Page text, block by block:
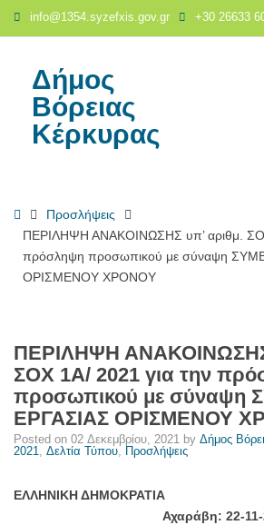
ΠΕΡΙΛΗΨΗ
προσωπικού
σύναψη
ΣΥΜΒΑΣΗΣ
ΧΡΟΝΟΥ
Δήμος
Βόρειας
Κέρκυρας
info@1354.syzefxis.gov.gr +30 26633
Δήμος
Βόρειας
Κέρκυρας
HomeΠροσλήψεις
ΠΕΡΙΛΗΨΗ ΑΝΑΚΟΙΝΩΣΗΣ υπ’ αριθμ.
πρόσληψη προσωπικού με σύναψη
ΟΡΙΣΜΕΝΟΥ ΧΡΟΝΟΥ
ΠΕΡΙΛΗΨΗ ΑΝΑΚΟΙΝΩΣΗΣ
ΣΟΧ 1Α/ 2021 για την
προσωπικού με σύναψη
ΕΡΓΑΣΙΑΣ ΟΡΙΣΜΕΝΟΥ
Posted on 02 Δεκεμβρίου, 2021 by Δήμος
2021, Δελτία Τύπου, Προσλήψεις
ΕΛΛΗΝΙΚΗ
Αχαράβη: 22-11-